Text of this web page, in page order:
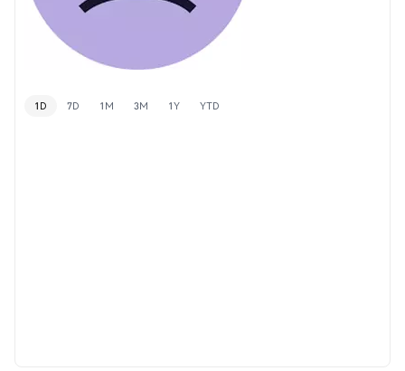
1D 7D 1M 3M 1Y YTD